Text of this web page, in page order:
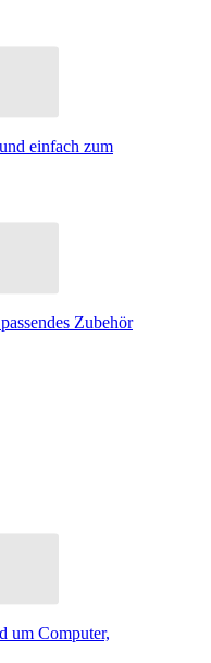
einfach zum
Zubehör
um Computer,